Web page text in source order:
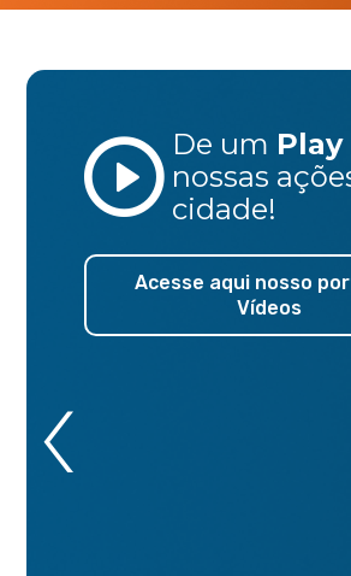
De um Play
nossas
cidade!
Acesse aqui nosso
Vídeos
‹